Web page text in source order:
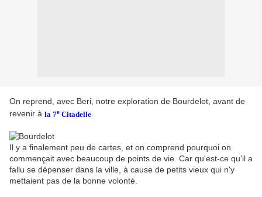
On reprend, avec Beri, notre exploration de Bourdelot, avant de
revenir à la 7e Citadelle.
Il y a finalement peu de cartes, et on comprend pourquoi on
commençait avec beaucoup de points de vie. Car qu'est-ce qu'il a
fallu se dépenser dans la ville, à cause de petits vieux qui n'y
mettaient pas de la bonne volonté.